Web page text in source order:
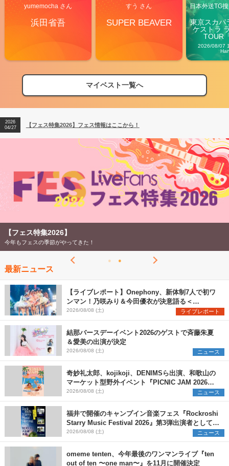
yumemocha さん
浜田省吾
すう さん
SUPER BEAVER
日本外送TG
東京スカパ
ケストラ
TOUR
2026/08/07
マイベスト一覧へ
【フェス特集2026】フェス情報はここから！
【ライブ動員ランキング】2026年上半期編発表！
2026
04/27
【フェス特集2026】フェス情報はここから！
2026
【ライブ動員ランキング】2026年上半期編発表！
【フェス特集2026】
今年もフェスの季節がやってきた！
最新ニュース
【ライブレポート】Onephony、新体制7人で初ワ
ンマン！乃咲みり＆今田優衣が決意語る＜
Onephony新体制1st Oneman Live はじまりの夏
＞
2026/08/08 (土) ライブレポート
結那バースデーイベント2026のゲストで斉藤朱夏
＆愛美の出演が決定
2026/08/08 (土) ニュース
奇妙礼太郎、kojikoji、DENIMSら出演、和歌山の
マーケット型野外イベント『PICNIC JAM 2026』
早割チケット発売開始
2026/08/08 (土) ニュース
福井で開催のキャンプイン音楽フェス『Rockroshi
Starry Music Festival 2026』第3弾出演者として
SCOOBIE DO、かりゆし58、Reiを発表
2026/08/08 (土) ニュース
omeme tenten、今年最後のワンマンライブ『ten
out of ten 〜one man〜』を11月に開催決定